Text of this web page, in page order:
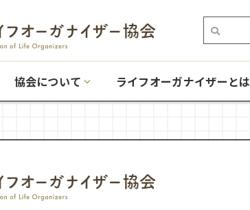
協会について ライフオーガナイザーとは